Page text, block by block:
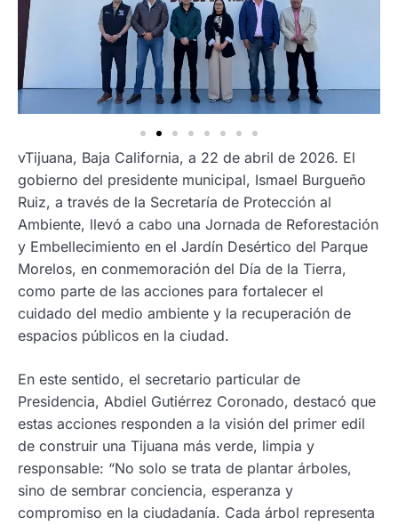
vTijuana, Baja California, a 22 de abril de 2026. El
gobierno del presidente municipal, Ismael Burgueño
Ruiz, a través de la Secretaría de Protección al
Ambiente, llevó a cabo una Jornada de Reforestación
y Embellecimiento en el Jardín Desértico del Parque
Morelos, en conmemoración del Día de la Tierra,
como parte de las acciones para fortalecer el
cuidado del medio ambiente y la recuperación de
espacios públicos en la ciudad.
En este sentido, el secretario particular de
Presidencia, Abdiel Gutiérrez Coronado, destacó que
estas acciones responden a la visión del primer edil
de construir una Tijuana más verde, limpia y
responsable: “No solo se trata de plantar árboles,
sino de sembrar conciencia, esperanza y
compromiso en la ciudadanía. Cada árbol representa